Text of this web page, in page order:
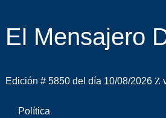
El Mensajero
Edición # 5850 del día 10/08/2026
Política